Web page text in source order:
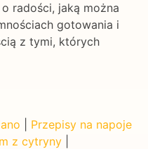
radości, jaką można
gotowania i
z tymi, których
Przepisy na napoje
z cytryny